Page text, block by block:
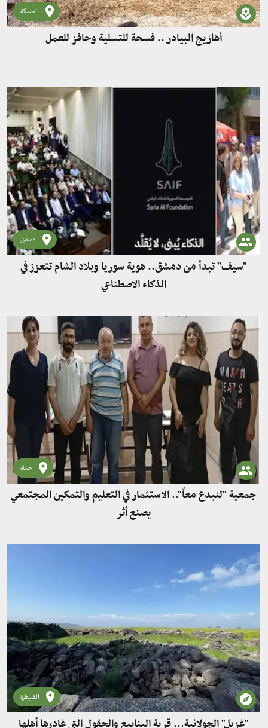
الحسكة
أهازيج البيادر .. فسحة للتسلية وحافز للعمل
دمشق
"سيف" تبدأ من دمشق.. هوية سوريا وبلاد الشام تتعزز في
الذكاء الاصطناعي
حماه
جمعية "لنبدع معاً".. الاستثمار في التعليم والتمكين المجتمعي
يصنع أثر
القنيطرة
"غزيل" الجولانية... قرية الينابيع والحقول التي غادرها أهلها